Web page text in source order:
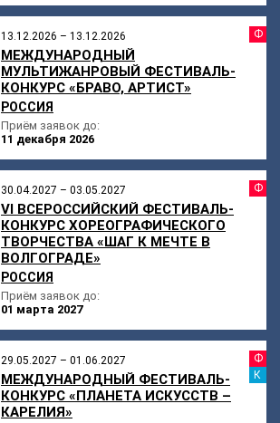
13.12.2026 – 13.12.2026
МЕЖДУНАРОДНЫЙ
МУЛЬТИЖАНРОВЫЙ ФЕСТИВАЛЬ-
КОНКУРС «БРАВО, АРТИСТ»
РОССИЯ
Приём заявок до:
11 декабря 2026
30.04.2027 – 03.05.2027
VI ВСЕРОССИЙСКИЙ ФЕСТИВАЛЬ-
КОНКУРС ХОРЕОГРАФИЧЕСКОГО
ТВОРЧЕСТВА «ШАГ К МЕЧТЕ В
ВОЛГОГРАДЕ»
РОССИЯ
Приём заявок до:
01 марта 2027
29.05.2027 – 01.06.2027
МЕЖДУНАРОДНЫЙ ФЕСТИВАЛЬ-
КОНКУРС «ПЛАНЕТА ИСКУССТВ –
КАРЕЛИЯ»